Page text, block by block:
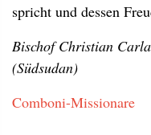
spricht und dessen
Bischof Christian
(Südsudan)
Comboni-Missionare